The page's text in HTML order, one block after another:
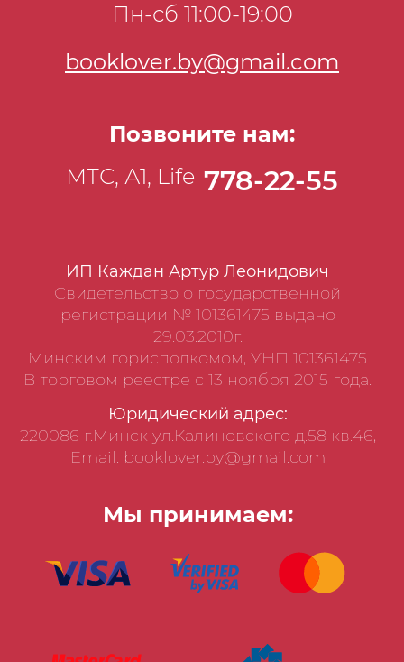
ИП Каждан Артур Леонидович
Свидетельство о государственной
регистрации № 101361475 выдано
29.03.2010г.
Минским горисполкомом, УНП 101361475
В торговом реестре с 13 ноября 2015 года.
Юридический адрес:
220086 г.Минск ул.Калиновского д.58 кв.46,
Email: booklover.by@gmail.com
Мы принимаем:
Пн-сб 11:00-19:00
booklover.by@gmail.com
Позвоните нам:
МТС, А1, Life 778-22-55